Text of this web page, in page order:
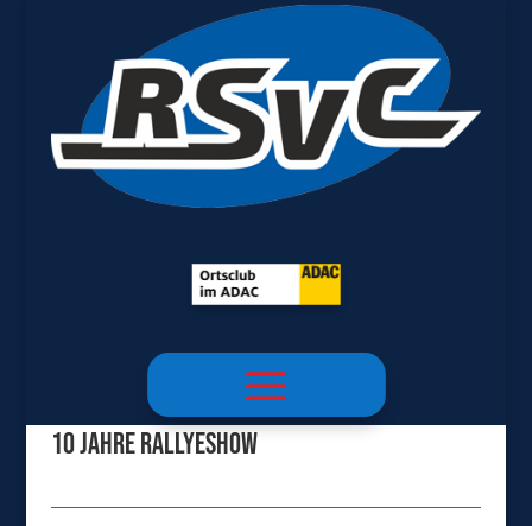
10 Jahre Rallyeshow